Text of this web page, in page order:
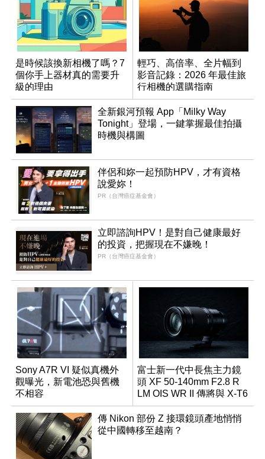
是時候該換新相機了嗎？7
個你手上器材真的需要升
級的理由
輕巧、高倍率、全片幅到
影音記錄：2026 年最佳旅
行相機的選購指南
全新銀河預報 App「Milky Way
Tonight」登場，一鍵掌握最佳拍攝
時機與構圖
伴侶和妳一起預防HPV，才有資格
說愛妳！
PR（台灣癌症基金會）
立即諮詢HPV！是對自己健康最好
的投資，把握現在不嫌晚！
PR（台灣癌症基金會）
Sony A7R VI 疑似真機外
觀曝光，新電池恐與舊機
不相容
富士新一代中長焦主力鏡
頭 XF 50-140mm F2.8 R
LM OIS WR II 傳將與 X-T6
同步亮相
傳 Nikon 部份 Z 接環鏡頭產地悄悄
從中國轉移至越南？